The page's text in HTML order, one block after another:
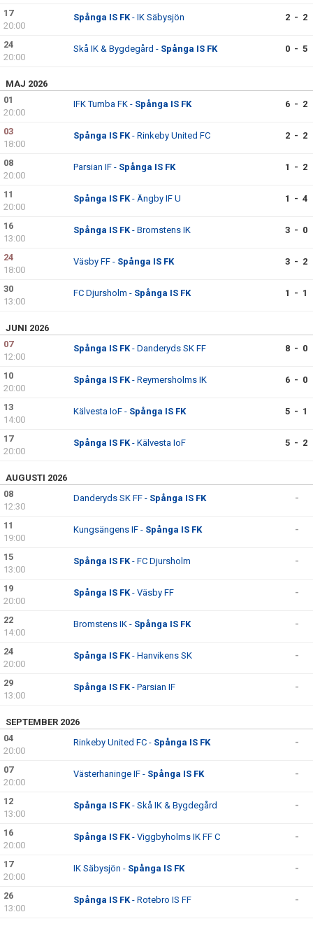
17
20:00
Spånga IS FK- IK Säbysjön 2 - 2
24
20:00
Skå IK & Bygdegård - Spånga IS FK 0 - 5
MAJ 2026
01
20:00
IFK Tumba FK - Spånga IS FK 6 - 2
03
18:00
Spånga IS FK- Rinkeby United FC 2 - 2
08
20:00
Parsian IF - Spånga IS FK 1 - 2
11
20:00
Spånga IS FK- Ängby IF U 1 - 4
16
13:00
Spånga IS FK- Bromstens IK 3 - 0
24
18:00
Väsby FF - Spånga IS FK 3 - 2
30
13:00
FC Djursholm - Spånga IS FK 1 - 1
JUNI 2026
07
12:00
Spånga IS FK- Danderyds SK FF 8 - 0
10
20:00
Spånga IS FK- Reymersholms IK 6 - 0
13
14:00
Kälvesta IoF - Spånga IS FK 5 - 1
17
20:00
Spånga IS FK- Kälvesta IoF 5 - 2
AUGUSTI 2026
08
12:30
Danderyds SK FF - Spånga IS FK -
11
19:00
Kungsängens IF - Spånga IS FK -
15
13:00
Spånga IS FK- FC Djursholm -
19
20:00
Spånga IS FK- Väsby FF -
22
14:00
Bromstens IK - Spånga IS FK -
24
20:00
Spånga IS FK- Hanvikens SK -
29
13:00
Spånga IS FK- Parsian IF -
SEPTEMBER 2026
04
20:00
Rinkeby United FC - Spånga IS FK -
07
20:00
Västerhaninge IF - Spånga IS FK -
12
13:00
Spånga IS FK- Skå IK & Bygdegård -
16
20:00
Spånga IS FK- Viggbyholms IK FF C -
17
20:00
IK Säbysjön - Spånga IS FK -
26
13:00
Spånga IS FK- Rotebro IS FF -